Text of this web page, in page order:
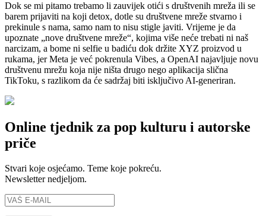
Dok se mi pitamo trebamo li zauvijek otići s društvenih mreža ili se
barem prijaviti na koji detox, dotle su društvene mreže stvarno i
prekinule s nama, samo nam to nisu stigle javiti. Vrijeme je da
upoznate „nove društvene mreže“, kojima više neće trebati ni naš
narcizam, a bome ni selfie u badiću dok držite XYZ proizvod u
rukama, jer Meta je već pokrenula Vibes, a OpenAI najavljuje novu
društvenu mrežu koja nije ništa drugo nego aplikacija slična
TikToku, s razlikom da će sadržaj biti isključivo AI-generiran.
Online tjednik za pop kulturu i autorske
priče
Stvari koje osjećamo. Teme koje pokreću.
Newsletter nedjeljom.